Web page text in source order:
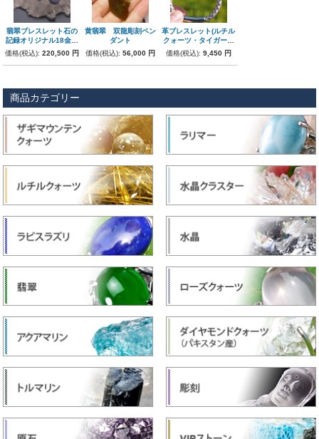
翡翠ブレスレット石の
記録オリジナル18金極
上
価格(税込):220,500 円
黄翡翠 双龍彫刻ペン
ダント
価格(税込):56,000 円
革ブレスレット(ルチル
クォーツ・タイガーア
イ)ホワイトレザー
価格(税込): 9,450 円
商品カテゴリー